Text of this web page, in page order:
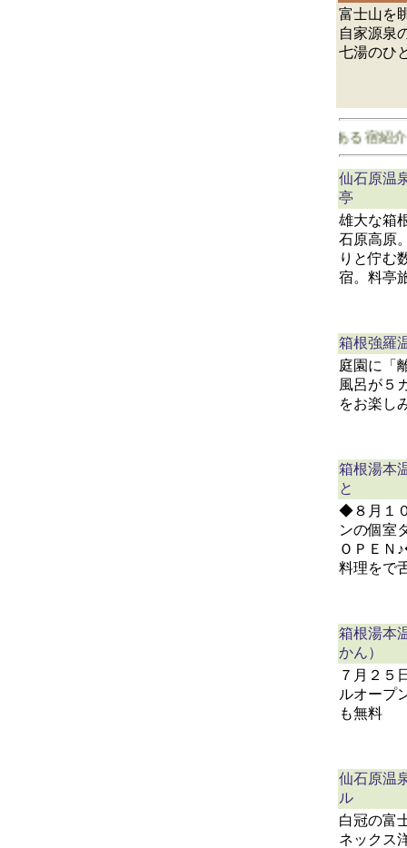
富士山を
自家源泉
七湯のひ
神奈川県で客室に露天風呂がある宿紹介。紹
仙石原
亭
雄大な箱
石原高原
りと佇む
宿。料亭
箱根強羅
庭園に「
風呂が５
をお楽し
箱根湯本
と
◆８月１
ンの個室
ＯＰＥＮ
料理をで
箱根湯本
かん）
７月２５
ルオープ
も無料
仙石原温
ル
白冠の富
ネックス